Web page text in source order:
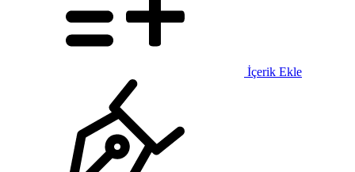
İçerik Ekle